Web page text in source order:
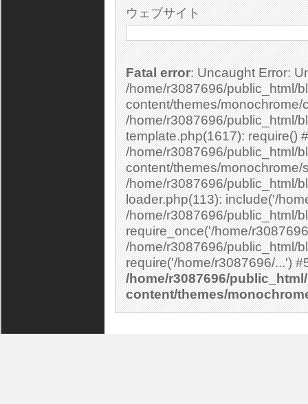
ウェブサイト
Fatal error: Uncaught Error: Undefined constant "cs_print_smilies" in
/home/r3087696/public_html/
content/themes/
/home/r3087696/public_html/
template.php(1617): require()
/home/r3087696/public_html/
content/themes/
/home/r3087696/public_html/
loader.php(113): include('/
/home/r3087696/public_html/
require_once('/home/
/home/r3087696/public_html/
/home/r3087696/
content/themes/